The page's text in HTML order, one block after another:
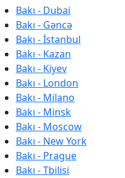
Bakı - Dubai
Bakı - Gəncə
Bakı - İstanbul
Bakı - Kazan
Bakı - Kiyev
Bakı - London
Bakı - Milano
Bakı - Minsk
Bakı - Moscow
Bakı - New York
Bakı - Prague
Bakı - Tbilisi